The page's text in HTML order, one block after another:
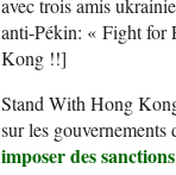
avec trois amis
anti-Pékin: « Fight for
Kong !!]
Stand With Hong
sur les
imposer des sanctions